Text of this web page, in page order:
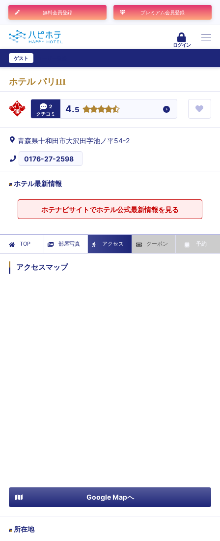
無料会員登録 プレミアム会員登録
ログイン
ゲスト
ホテル パリIII
2
クチコミ
4.5
青森県十和田市大沢田字池ノ平54-2
0176-27-2598
ホテル最新情報
ホテナビサイトでホテル公式最新情報を見る
TOP 部屋写真 アクセス クーポン 予約
アクセスマップ
Google Mapへ
所在地